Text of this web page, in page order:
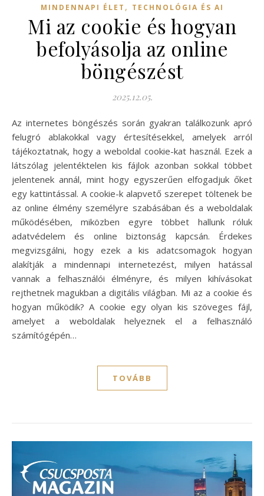
MINDENNAPI ÉLET , TECHNOLÓGIA ÉS AI
Mi az cookie és hogyan
befolyásolja az online
böngészést
2025.12.05.
Az internetes böngészés során gyakran találkozunk apró
felugró ablakokkal vagy értesítésekkel, amelyek arról
tájékoztatnak, hogy a weboldal cookie-kat használ. Ezek a
látszólag jelentéktelen kis fájlok azonban sokkal többet
jelentenek annál, mint hogy egyszerűen elfogadjuk őket
egy kattintással. A cookie-k alapvető szerepet töltenek be
az online élmény személyre szabásában és a weboldalak
működésében, miközben egyre többet hallunk róluk
adatvédelem és online biztonság kapcsán. Érdekes
megvizsgálni, hogy ezek a kis adatcsomagok hogyan
alakítják a mindennapi internetezést, milyen hatással
vannak a felhasználói élményre, és milyen kihívásokat
rejthetnek magukban a digitális világban. Mi az a cookie és
hogyan működik? A cookie egy olyan kis szöveges fájl,
amelyet a weboldalak helyeznek el a felhasználó
számítógépén…
TOVÁBB